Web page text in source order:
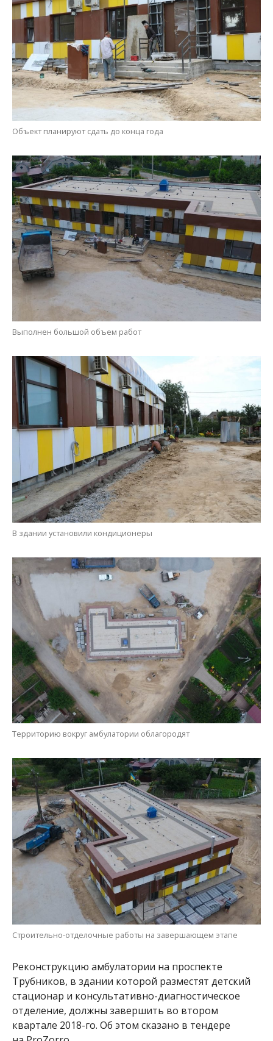
Объект планируют сдать до конца года
Выполнен большой объем работ
В здании установили кондиционеры
Территорию вокруг амбулатории облагородят
Строительно-отделочные работы на завершающем этапе
Реконструкцию амбулатории на проспекте
Трубников, в здании которой разместят детский
отделение, должны завершить во втором
квартале 2018-го. Об этом сказано в тендере
на ProZorro.